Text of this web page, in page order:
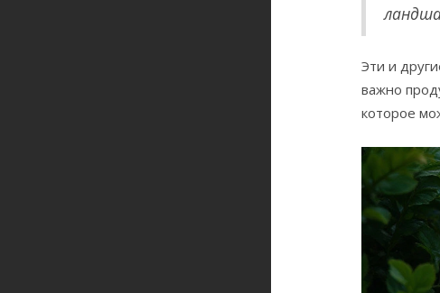
Эти и
важно
которое